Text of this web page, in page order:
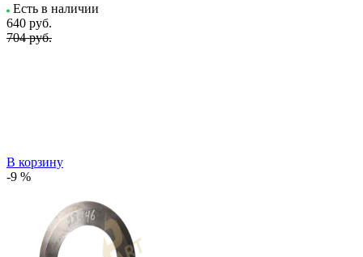
Есть в наличии
640 руб.
704 руб.
В корзину
-9 %